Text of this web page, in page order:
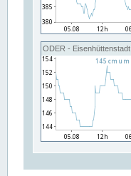
ODER - Eisenhüttenstadt